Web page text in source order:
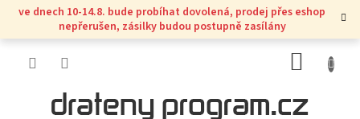
Přejít
obsah
ve dnech 10-14.8. bude probíhat dovolená, prodej přes eshop
nepřerušen, zásilky budou postupně zasílány
KOŠÍK